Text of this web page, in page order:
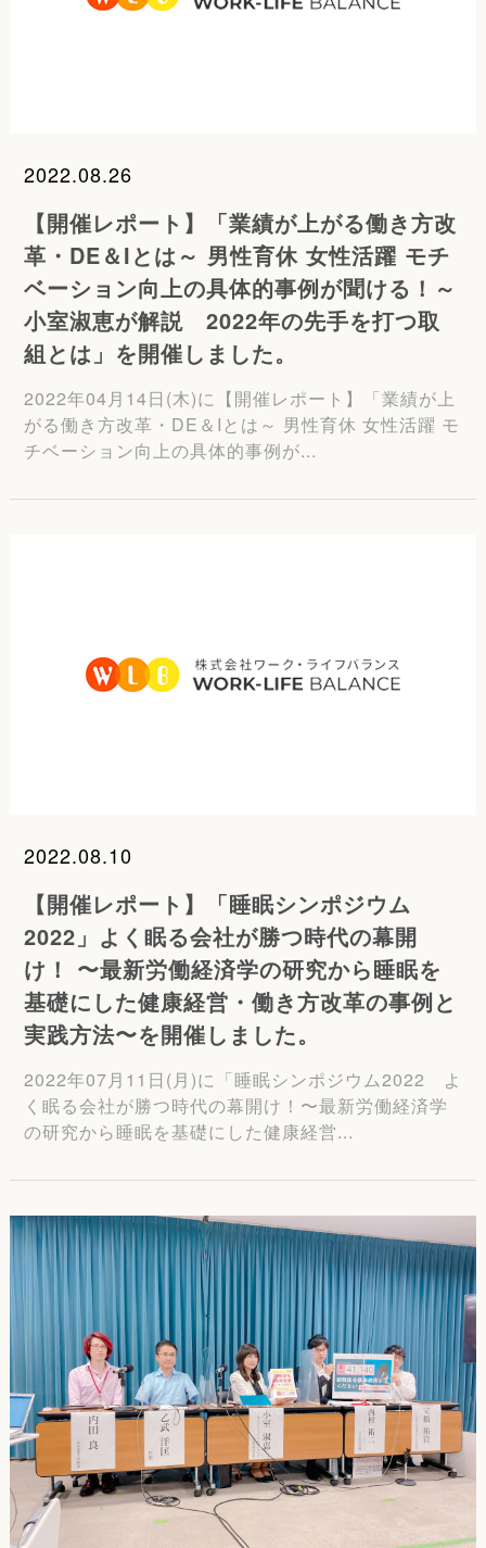
2022.08.26
【開催レポート】「業績が上がる働き方改
革・DE＆Iとは～ 男性育休 女性活躍 モチ
ベーション向上の具体的事例が聞ける！～
小室淑恵が解説 2022年の先手を打つ取
組とは」を開催しました。
2022年04月14日(木)に【開催レポート】「業績が上
がる働き方改革・DE＆Iとは～ 男性育休 女性活躍 モ
チベーション向上の具体的事例が...
2022.08.10
【開催レポート】「睡眠シンポジウム
2022」よく眠る会社が勝つ時代の幕開
け！ 〜最新労働経済学の研究から睡眠を
基礎にした健康経営・働き方改革の事例と
実践方法〜を開催しました。
2022年07月11日(月)に「睡眠シンポジウム2022 よ
く眠る会社が勝つ時代の幕開け！〜最新労働経済学
の研究から睡眠を基礎にした健康経営...